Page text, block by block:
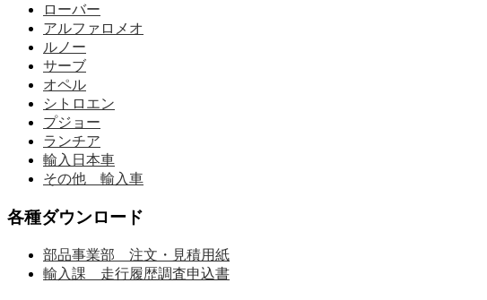
ローバー
アルファロメオ
ルノー
サーブ
オペル
シトロエン
プジョー
ランチア
輸入日本車
その他 輸入車
各種ダウンロード
部品事業部 注文・見積用紙
輸入課 走行履歴調査申込書